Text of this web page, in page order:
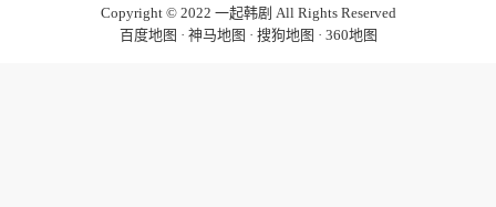
Copyright © 2022 一起韩剧 All Rights Reserved
百度地图 · 神马地图 · 搜狗地图 · 360地图